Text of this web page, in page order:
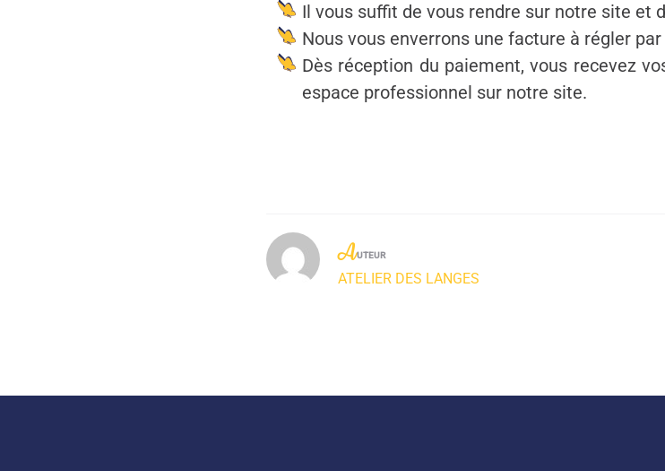
Il vous suffit de vous rendre sur notre site et
Nous vous enverrons une facture à régler
Dès réception du paiement, vous recevez
espace professionnel sur notre site.
AUTEUR
ATELIER DES LANGES